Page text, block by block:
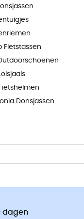
Fietstassen
Donsjassen
dagen